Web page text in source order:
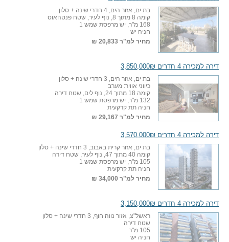
בת ים, אזור הים, 4 חדרי שינה + סלון
קומה 8 מתוך 8, נוף לעיר, שטח פנטהאוס
168 מ"ר, יש מרפסת שמש 1
חניה יש
מחיר למ"ר 20,833 ₪
דירה למכירה 4 חדרים 3,850,000₪
בת ים, אזור הים, 3 חדרי שינה + סלון
כיווני אוויר: מערב
קומה 18 מתוך 24, נוף לים, שטח דירה
132 מ"ר, יש מרפסת שמש 1
חניה תת קרקעית
מחיר למ"ר 29,167 ₪
דירה למכירה 4 חדרים 3,570,000₪
בת ים, אזור קרית באבוב, 3 חדרי שינה + סלון
קומה 40 מתוך 47, נוף לעיר, שטח דירה
105 מ"ר, יש מרפסת שמש 1
חניה תת קרקעית
מחיר למ"ר 34,000 ₪
דירה למכירה 4 חדרים 3,150,000₪
ראשל"צ, אזור נווה חוף, 3 חדרי שינה + סלון
שטח דירה
105 מ"ר
חניה יש